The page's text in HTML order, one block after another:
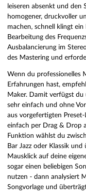
leiseren absenkt und
homogener, druckvoller
machen, schnell klingt
Bearbeitung des
Ausbalancierung im
des Mastering und
Wenn du professionelles
Erfahrungen hast,
Maker. Damit verfügst du
sehr einfach und ohne
aus vorgefertigten
einfach per Drag & Drop
Funktion wählst du
Bar Jazz oder Klassik
Mausklick auf deine
sogar einen beliebigen
nutzen - dann analysiert
Songvorlage und